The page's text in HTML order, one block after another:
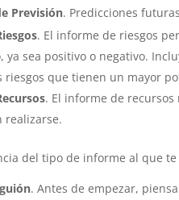
Previsión. Predicciones
. El informe de riesgos
ya sea positivo o negativo.
riesgos que tienen un mayor
. El informe de
realizarse.
del tipo de informe al que
. Antes de empezar,